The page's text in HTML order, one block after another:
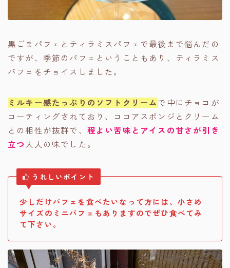
黒ごまパフェとティラミスパフェで最後まで悩んだの
ですが、季節のパフェということもあり、ティラミス
パフェをチョイスしました。
ミルキー感たっぷりのソフトクリームで中にチョコが
コーティングされており、ココアスポンジとクリーム
との相性が抜群で、 程よい苦味とアイスの甘さが引き
立つ大人の味でした。
うれしいポイント
少しだけパフェを食べたいなって方には、小さめ
サイズのミニパフェもありますのでぜひ食べてみ
て下さい。